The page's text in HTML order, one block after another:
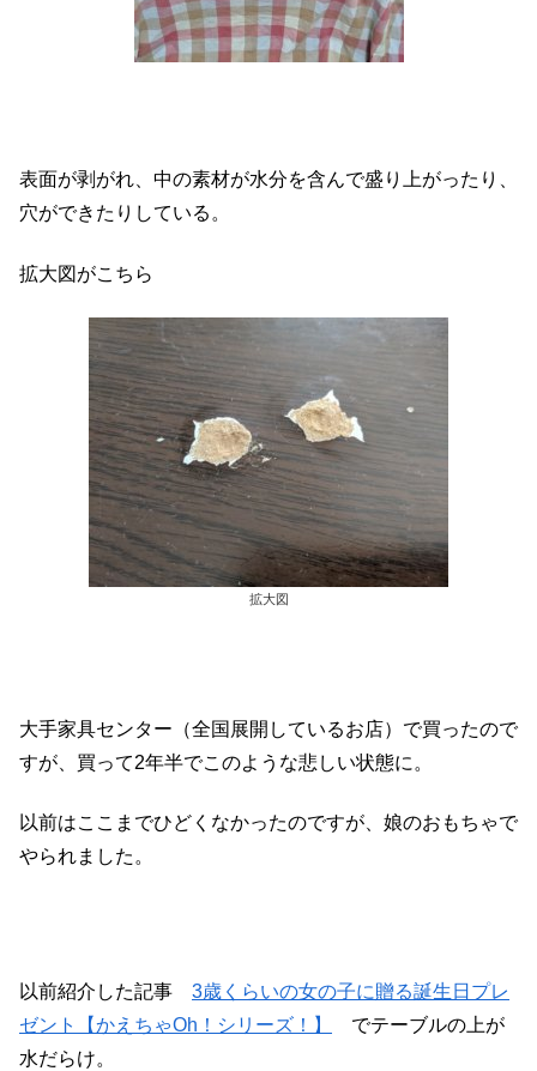
表面が剥がれ、中の素材が水分を含んで盛り上がったり、
穴ができたりしている。
拡大図がこちら
拡大図
大手家具センター（全国展開しているお店）で買ったので
すが、買って2年半でこのような悲しい状態に。
以前はここまでひどくなかったのですが、娘のおもちゃで
やられました。
以前紹介した記事 3歳くらいの女の子に贈る誕生日プレ
ゼント【かえちゃOh！シリーズ！】
でテーブルの上が
水だらけ。